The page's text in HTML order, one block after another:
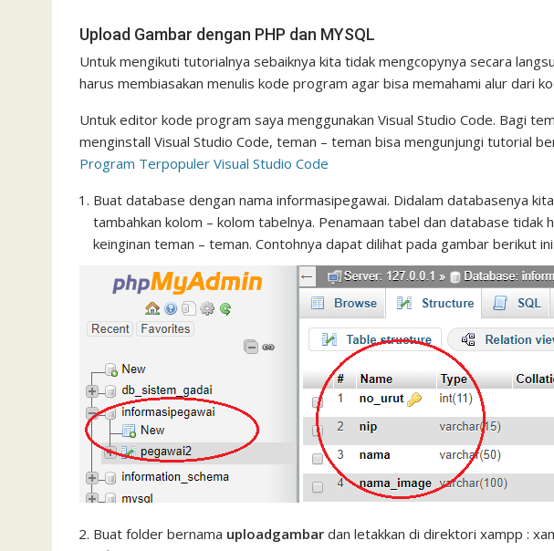
Upload Gambar dengan PHP dan MYSQL
Untuk mengikuti tutorialnya sebaiknya kita tidak mengcopynya secara
harus membiasakan menulis kode program agar bisa memahami alur dari
Untuk editor kode program saya menggunakan Visual Studio Code. Bagi
menginstall Visual Studio Code, teman – teman bisa mengunjungi tutorial
Program Terpopuler Visual Studio Code
Buat database dengan nama informasipegawai. Didalam databasenya
tambahkan kolom – kolom tabelnya. Penamaan tabel dan database tidak
keinginan teman – teman. Contohnya dapat dilihat pada gambar berikut ini:
Buat folder bernama uploadgambar dan letakkan di direktori xampp :